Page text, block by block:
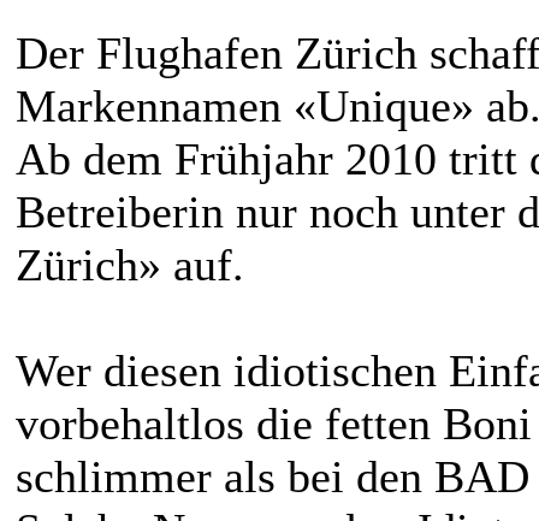
Der Flughafen Zürich
Markennamen «Unique»
Ab dem Frühjahr 2010 tritt
Betreiberin nur noch unter
Zürich» auf.
Wer diesen idiotischen
vorbehaltlos die fetten
schlimmer als bei den